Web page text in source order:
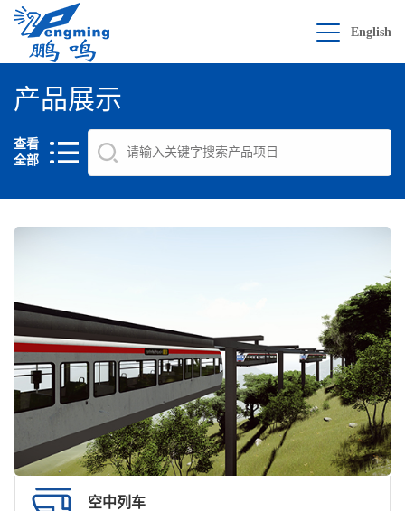
English
产品展示
查看
全部
空中列车